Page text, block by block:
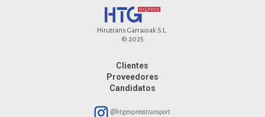
Hirutrans Garraioak S.L.
© 2025
Clientes
Proveedores
Candidatos
@htgexpresstransport